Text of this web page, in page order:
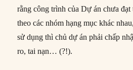
rằng công trình của Dự án chưa
theo các nhóm hạng mục khác
sử dụng thì chủ dự án phải chấp
ro, tai nạn… (?!).